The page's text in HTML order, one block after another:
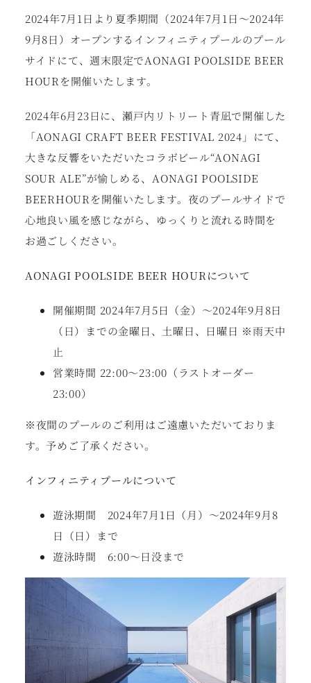
2024年7⽉1⽇より夏季期間（2024年7⽉1⽇〜2024年
9⽉8⽇）オープンするインフィニティプールのプール
サイドにて、週末限定でAONAGI POOLSIDE BEER
HOURを開催いたします。
2024年6⽉23⽇に、瀬⼾内リトリート⻘凪で開催した
「AONAGI CRAFT BEER FESTIVAL 2024」にて、
⼤きな反響をいただいたコラボビール“AONAGI
SOUR ALE”が愉しめる、AONAGI POOLSIDE
BEERHOURを開催いたします。夜のプールサイドで
⼼地良い⾵を感じながら、ゆっくりと流れる時間を
お過ごしください。
AONAGI POOLSIDE BEER HOURについて
開催期間 2024年7⽉5⽇（⾦）〜2024年9⽉8⽇
（⽇）までの⾦曜⽇、⼟曜⽇、⽇曜⽇ ※⾬天中
⽌
営業時間 22:00〜23:00（ラストオーダー
23:00）
※夜間のプールのご利⽤はご遠慮いただいておりま
す。予めご了承ください。
インフィニティプールについて
遊泳期間 2024年7⽉1⽇（⽉）〜2024年9⽉8
⽇（⽇）まで
遊泳時間 6:00〜⽇没まで